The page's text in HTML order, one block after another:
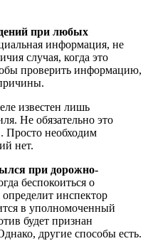
при любых
информация, не
случая, когда это
проверить информацию,
известен лишь
Не обязательно это
Просто необходим
нет.
при дорожно-
беспокоиться о
инспектор
в уполномоченный
будет признан
другие способы есть.